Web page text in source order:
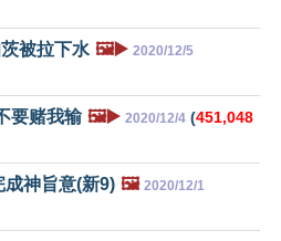
被拉下水 🖼️▶️ 2020/12/5
要赌我输 🖼️▶️ 2020/12/4 (451,048
成神旨意(新9) 🖼️ 2020/12/1